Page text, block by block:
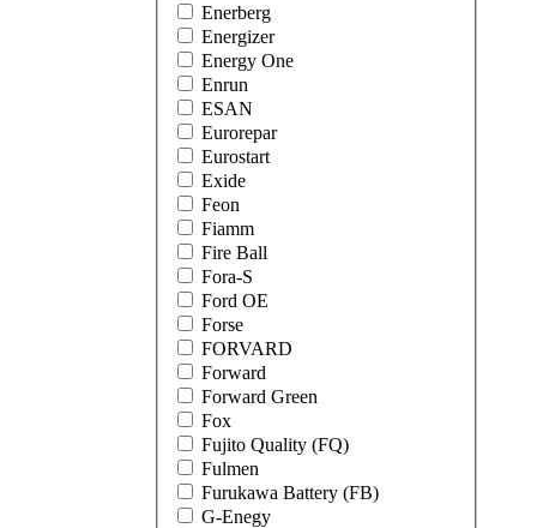
Enerberg
Energizer
Energy One
Enrun
ESAN
Eurorepar
Eurostart
Exide
Feon
Fiamm
Fire Ball
Fora-S
Ford OE
Forse
FORVARD
Forward
Forward Green
Fox
Fujito Quality (FQ)
Fulmen
Furukawa Battery (FB)
G-Enegy